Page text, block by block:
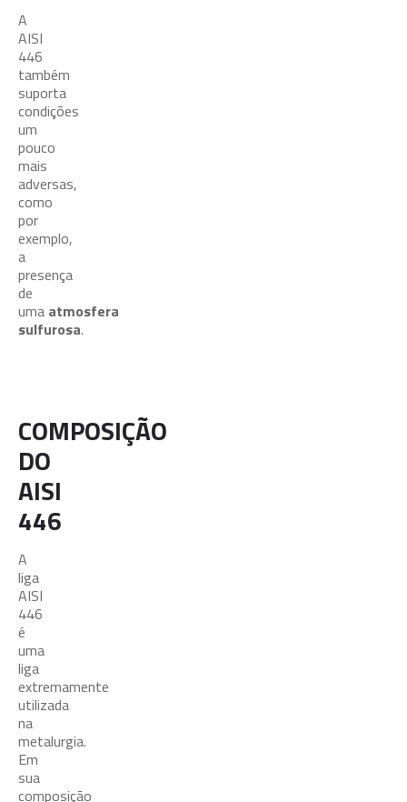
A
AISI
446
também
suporta
condições
um
pouco
mais
adversas,
como
por
exemplo,
a
presença
de
uma atmosfera
sulfurosa.
COMPOSIÇÃO
DO
AISI
446
A
liga
AISI
446
é
uma
liga
extremamente
utilizada
na
metalurgia.
Em
sua
composição